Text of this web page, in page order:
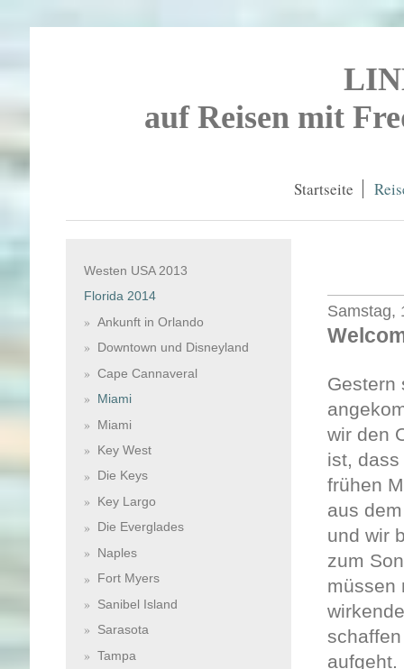
auf Reisen mit
Startseite
Samstag,
Gestern
wir den
ist,
frühen
aus
und wir
zum
müssen
aufgeht.
Westen USA 2013
Florida 2014
Ankunft in Orlando
Downtown und Disneyland
Cape Cannaveral
Miami
Miami
Key West
Die Keys
Key Largo
Die Everglades
Naples
Fort Myers
Sanibel Island
Sarasota
Tampa